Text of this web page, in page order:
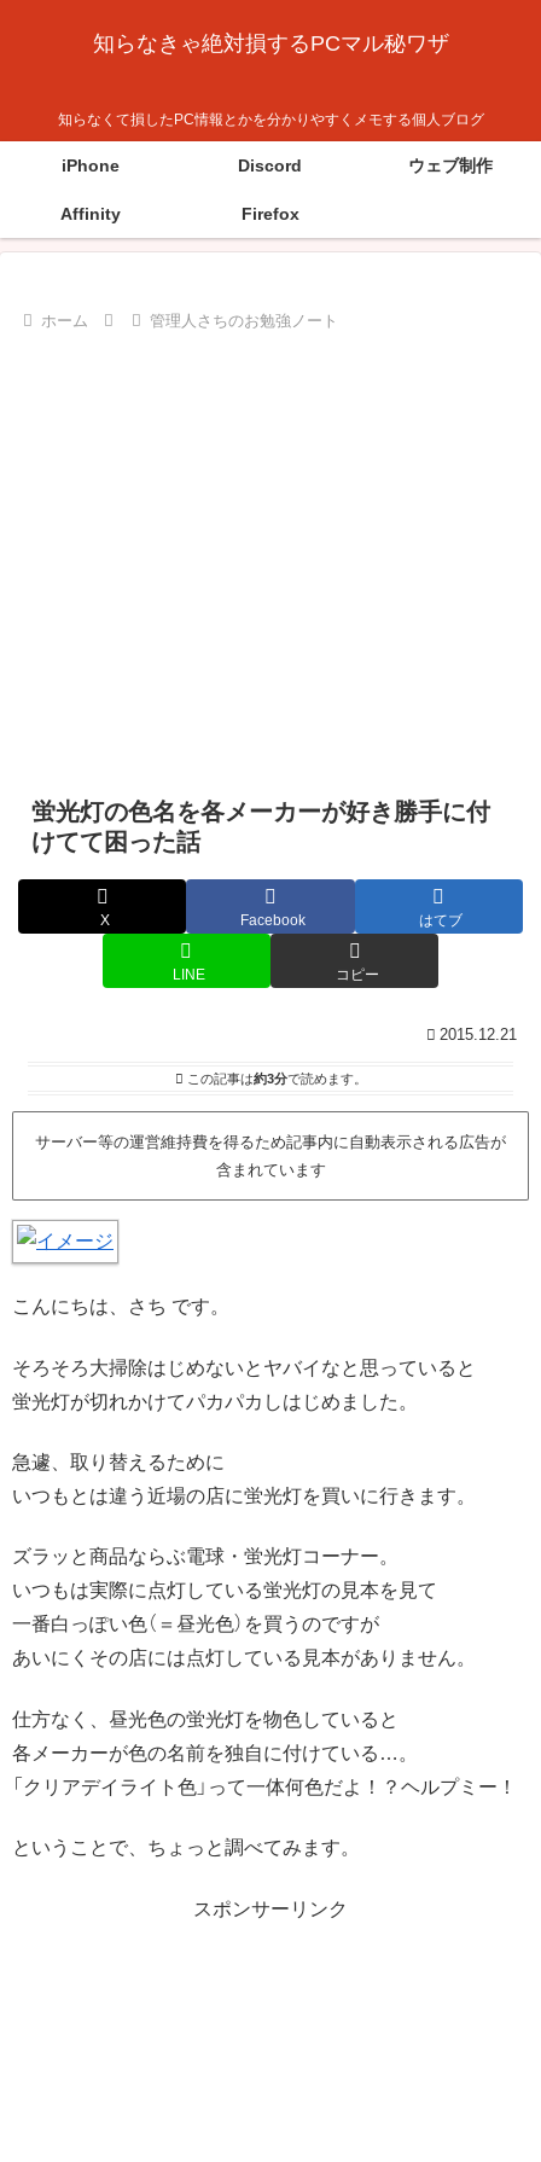
知らなきゃ絶対損するPCマル秘ワザ
知らなくて損したPC情報とかを分かりやすくメモする個人ブログ
iPhone Discord ウェブ制作
Affinity Firefox
ホーム 管理人さちのお勉強ノート
蛍光灯の色名を各メーカーが好き勝手に付
けてて困った話
X Facebook はてブ
LINE コピー
2015.12.21
この記事は約3分で読めます。
サーバー等の運営維持費を得るため記事内に自動表示される広告が
含まれています
こんにちは、さち です。
そろそろ大掃除はじめないとヤバイなと思っていると
蛍光灯が切れかけてパカパカしはじめました。
急遽、取り替えるために
いつもとは違う近場の店に蛍光灯を買いに行きます。
ズラッと商品ならぶ電球・蛍光灯コーナー。
いつもは実際に点灯している蛍光灯の見本を見て
一番白っぽい色（＝昼光色）を買うのですが
あいにくその店には点灯している見本がありません。
仕方なく、昼光色の蛍光灯を物色していると
各メーカーが色の名前を独自に付けている…。
「クリアデイライト色」って一体何色だよ！？ヘルプミー！
ということで、ちょっと調べてみます。
スポンサーリンク